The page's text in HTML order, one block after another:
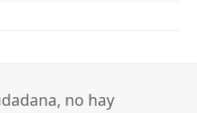
no hay